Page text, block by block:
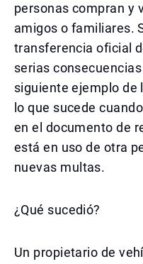
personas compran y
amigos o familiares.
transferencia oficial
serias
siguiente ejemplo de
lo que sucede
en el documento de
está en uso de otra
nuevas multas.
¿Qué sucedió?
Un propietario de